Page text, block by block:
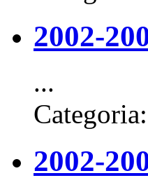
2002-
...
Categoria:
2002-